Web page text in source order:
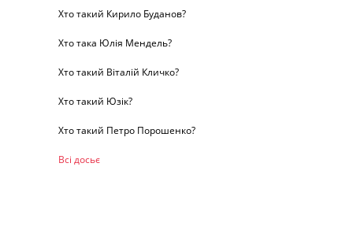
Хто такий Кирило Буданов?
Хто така Юлія Мендель?
Хто такий Віталій Кличко?
Хто такий Юзік?
Хто такий Петро Порошенко?
Всі досьє